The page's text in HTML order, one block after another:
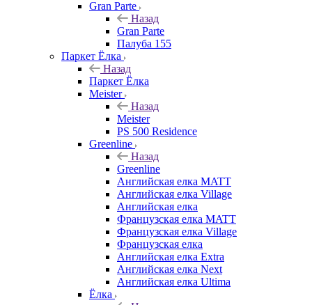
Gran Parte
Назад
Gran Parte
Палуба 155
Паркет Ёлка
Назад
Паркет Ёлка
Meister
Назад
Meister
PS 500 Residence
Greenline
Назад
Greenline
Английская елка MATT
Английская елка Village
Английская елка
Французская елка MATT
Французская елка Village
Французская елка
Английская елка Extra
Английская елка Next
Английская елка Ultima
Ёлка